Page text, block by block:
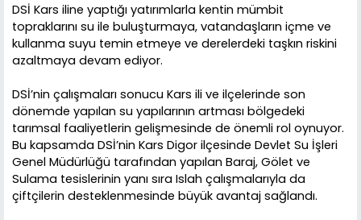
DSİ Kars iline yaptığı yatırımlarla kentin mümbit
topraklarını su ile buluşturmaya, vatandaşların içme ve
kullanma suyu temin etmeye ve derelerdeki taşkın riskini
azaltmaya devam ediyor.
DSİ’nin çalışmaları sonucu Kars ili ve ilçelerinde son
dönemde yapılan su yapılarının artması bölgedeki
tarımsal faaliyetlerin gelişmesinde de önemli rol oynuyor.
Bu kapsamda DSİ’nin Kars Digor ilçesinde Devlet Su İşleri
Genel Müdürlüğü tarafından yapılan Baraj, Gölet ve
Sulama tesislerinin yanı sıra Islah çalışmalarıyla da
çiftçilerin desteklenmesinde büyük avantaj sağlandı.